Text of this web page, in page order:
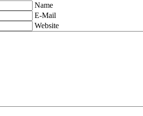
Name
E-Mail
Website